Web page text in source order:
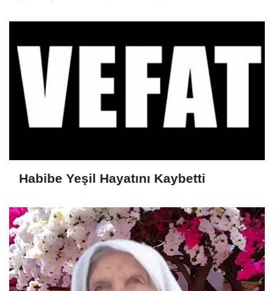
Habibe Yeşil Hayatını Kaybetti